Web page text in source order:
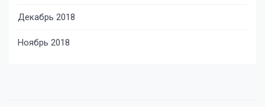
Декабрь 2018
Ноябрь 2018